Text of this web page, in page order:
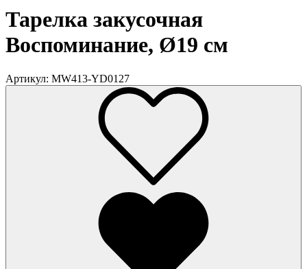
Тарелка закусочная
Воспоминание, Ø19 см
Артикул: MW413-YD0127